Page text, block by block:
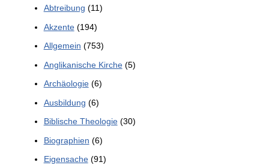
Abtreibung (11)
Akzente(194)
Allgemein (753)
Anglikanische Kirche(5)
Archäologie(6)
Ausbildung (6)
Biblische Theologie(30)
Biographien (6)
Eigensache(91)